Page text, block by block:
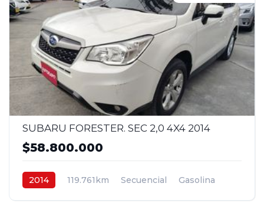
SUBARU FORESTER. SEC 2,0 4X4 2014
$58.800.000
2014 119.761km Secuencial
Gasolina